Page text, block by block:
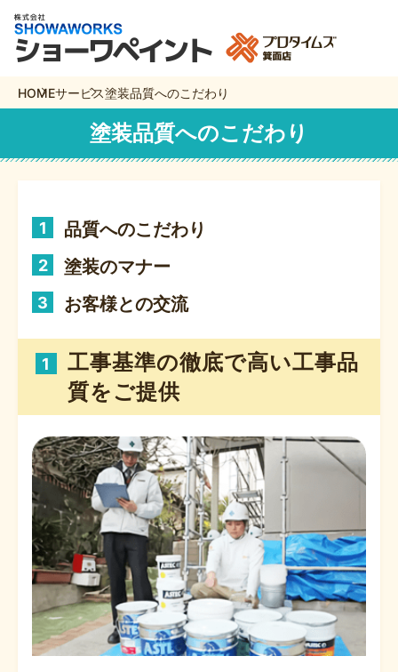
HOMEサービス塗装品質へのこだわり
塗装品質へのこだわり
1 品質へのこだわり
2 塗装のマナー
3 お客様との交流
1
工事基準の徹底で高い工事品
質をご提供